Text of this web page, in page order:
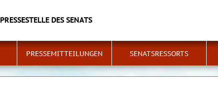
PRESSESTELLE DES SENATS
PRESSEMITTEILUNGEN SENATSRESSORTS